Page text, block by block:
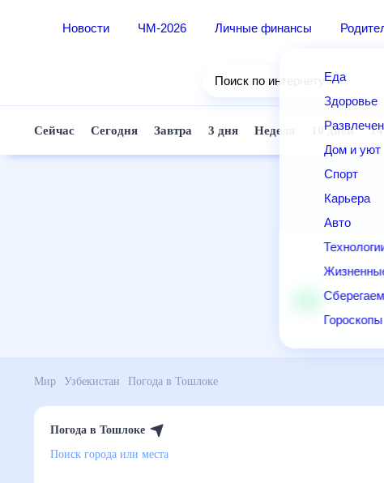
Новости ЧМ-2026 Личные финансы
Еда
Здоровье
Дом и уют
Спорт
Карьера
Авто
Поиск по интернету
Сейчас Сегодня Завтра 3 дня Неделя 10 дней
Мир Узбекистан Погода в Тошлоке
Погода в Тошлоке
Поиск города или места